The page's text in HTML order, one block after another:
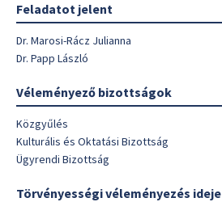
Feladatot jelent
Dr. Marosi-Rácz Julianna
Dr. Papp László
Véleményező bizottságok
Közgyűlés
Kulturális és Oktatási Bizottság
Ügyrendi Bizottság
Törvényességi véleményezés ideje